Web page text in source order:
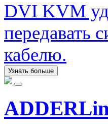
DVI KVM
передавать
кабелю.
Узнать больше